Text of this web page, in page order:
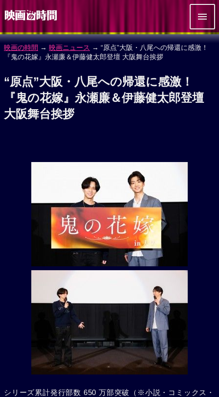
映画の時間 → 映画ニュース → “原点”大阪・八尾への帰還に感激！
『鬼の花嫁』永瀬廉＆伊藤健太郎登壇 大阪舞台挨拶
“原点”大阪・八尾への帰還に感激！
『鬼の花嫁』永瀬廉＆伊藤健太郎登壇
大阪舞台挨拶
シリーズ累計発行部数 650 万部突破（※小説・コミックス・